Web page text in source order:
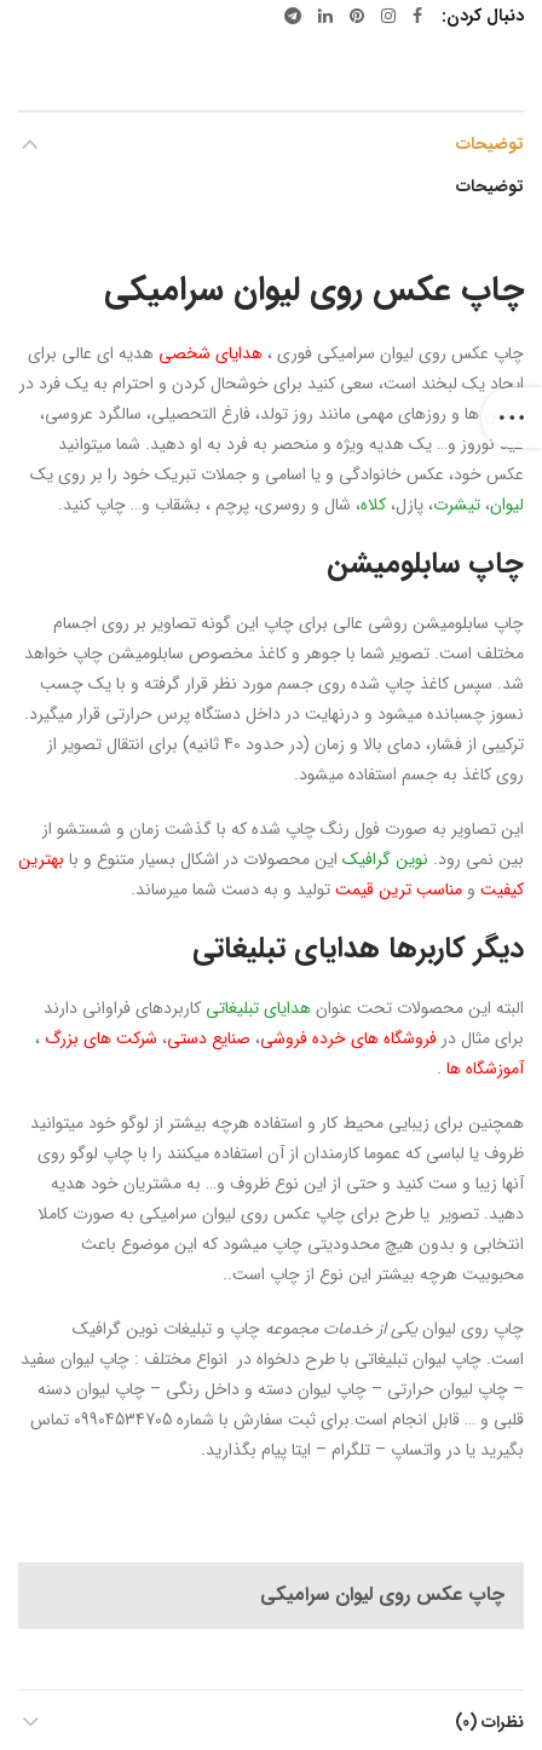
دنبال کردن
توضیحات
توضیحات
چاپ عکس روی لیوان سرامیکی
چاپ عکس روی لیوان سرامیکی فوری ، هدایای شخصی هدیه ای عالی برای
ایجاد یک لبخند است، سعی کنید برای خوشحال کردن و احترام به یک فرد در
جشن ها و روزهای مهمی مانند روز تولد، فارغ التحصیلی، سالگرد عروسی،
عید نوروز و… یک هدیه ویژه و منحصر به فرد به او دهید. شما میتوانید
عکس خود، عکس خانوادگی و یا اسامی و جملات تبریک خود را بر روی یک
لیوان، تیشرت، پازل، کلاه، شال و روسری، پرچم ، بشقاب و… چاپ کنید.
چاپ سابلومیشن
چاپ سابلومیشن روشی عالی برای چاپ این گونه تصاویر بر روی اجسام
مختلف است. تصویر شما با جوهر و کاغذ مخصوص سابلومیشن چاپ خواهد
شد. سپس کاغذ چاپ شده روی جسم مورد نظر قرار گرفته و با یک چسب
نسوز چسبانده میشود و درنهایت در داخل دستگاه پرس حرارتی قرار میگیرد.
ترکیبی از فشار، دمای بالا و زمان (در حدود 40 ثانیه) برای انتقال تصویر از
روی کاغذ به جسم استفاده میشود.
این تصاویر به صورت فول رنگ چاپ شده که با گذشت زمان و شستشو از
بین نمی رود. نوین گرافیک این محصولات در اشکال بسیار متنوع و با بهترین
کیفیت و مناسب ترین قیمتتولید و به دست شما میرساند.
دیگر کاربرها هدایای تبلیغاتی
البته این محصولات تحت عنوانهدایای تبلیغاتی کاربردهای فراوانی دارند
برای مثال در فروشگاه های خرده فروشی، صنایع دستی، شرکت های بزرگ ،
آموزشگاه ها .
همچنین برای زیبایی محیط کار و استفاده هرچه بیشتر از لوگو خود میتوانید
ظروف یا لباسی که عموما کارمندان از آن استفاده میکنند را با چاپ لوگو روی
آنها زیبا و ست کنید و حتی از این نوع ظروف و… به مشتریان خود هدیه
دهید. تصویر یا طرح برای چاپ عکس روی لیوان سرامیکی به صورت کاملا
انتخابی و بدون هیچ محدودیتی چاپ میشود که این موضوع باعث
محبوبیت هرچه بیشتر این نوع از چاپ است..
چاپ روی لیوانیکی از خدمات مجموعه چاپ و تبلیغات نوین گرافیک
است. چاپ لیوان تبلیغاتی با طرح دلخواه در انواع مختلف : چاپ لیوان سفید
– چاپ لیوان حرارتی – چاپ لیوان دسته و داخل رنگی – چاپ لیوان دسنه
قلبی و … قابل انجام است.برای ثبت سفارش با شماره 09904534705 تماس
بگیرید یا در واتساپ – تلگرام – ایتا پیام بگذارید.
چاپ عکس روی لیوان سرامیکی
نظرات (0)